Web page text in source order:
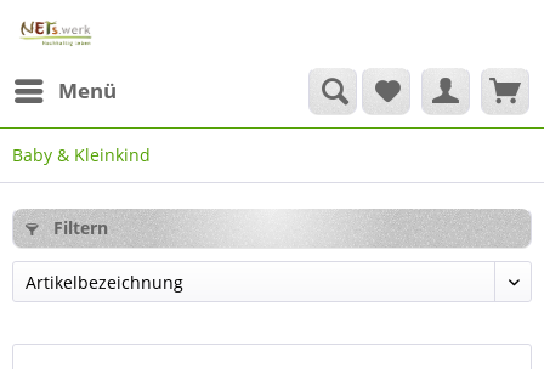
Menü
Baby & Kleinkind
Filtern